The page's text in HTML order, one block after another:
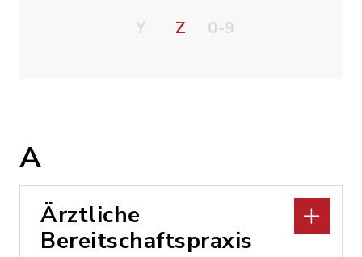
Y
Z 0-9
A
Ärztliche
Bereitschaftspraxis